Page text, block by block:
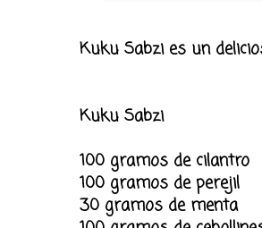
Kuku Sabzi es un
Kuku Sabzi
100 gramos de cilantro
100 gramos de perejil
30 gramos de menta